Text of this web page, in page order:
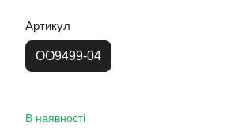
Артикул
OO9499-04
В наявності